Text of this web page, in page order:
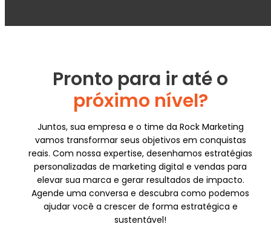
Pronto para ir até o
próximo nível?
Juntos, sua empresa e o time da Rock Marketing
vamos transformar seus objetivos em conquistas
reais. Com nossa expertise, desenhamos estratégias
personalizadas de marketing digital e vendas para
elevar sua marca e gerar resultados de impacto.
Agende uma conversa e descubra como podemos
ajudar você a crescer de forma estratégica e
sustentável!